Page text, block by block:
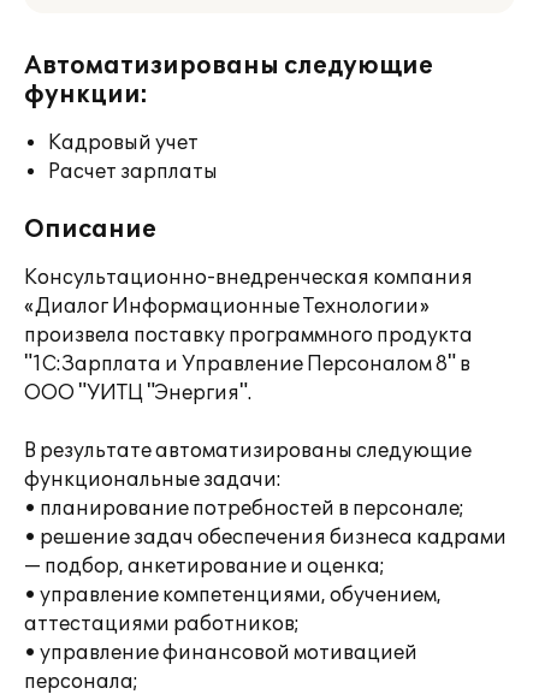
Автоматизированы следующие
функции:
Кадровый учет
Расчет зарплаты
Описание
Консультационно-внедренческая компания
«Диалог Информационные Технологии»
произвела поставку программного продукта
"1С:Зарплата и Управление Персоналом 8" в
ООО "УИТЦ "Энергия".
В результате автоматизированы следующие
функциональные задачи:
• планирование потребностей в персонале;
• решение задач обеспечения бизнеса кадрами
— подбор, анкетирование и оценка;
• управление компетенциями, обучением,
аттестациями работников;
• управление финансовой мотивацией
персонала;